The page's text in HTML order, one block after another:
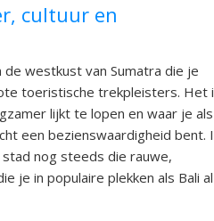
cultuur en
de westkust van Sumatra die je
toeristische trekpleisters. Het
lijkt te lopen en waar je als
een bezienswaardigheid bent.
nog steeds die rauwe,
je in populaire plekken als Bali al